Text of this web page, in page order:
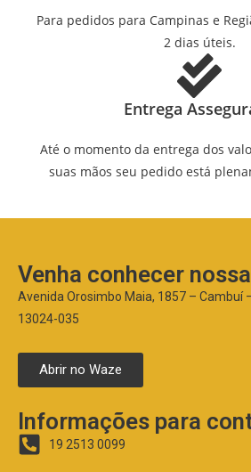
Para pedidos para Campinas e
2 dias úteis.
Entrega
Até o momento da entrega dos
suas mãos seu pedido está
Venha conhecer
Avenida Orosimbo Maia, 1857 – Cambuí
13024-035
Abrir no Waze
Informações para
19 2513 0099